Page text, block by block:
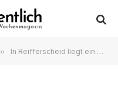
» In Reifferscheid liegt ein Stück Mittelalter